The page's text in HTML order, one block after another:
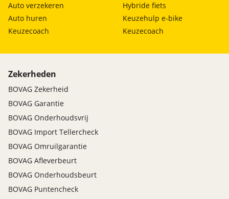
Auto verzekeren
Auto huren
Keuzecoach
Hybride fiets
Keuzehulp e-bike
Keuzecoach
Zekerheden
BOVAG Zekerheid
BOVAG Garantie
BOVAG Onderhoudsvrij
BOVAG Import Tellercheck
BOVAG Omruilgarantie
BOVAG Afleverbeurt
BOVAG Onderhoudsbeurt
BOVAG Puntencheck